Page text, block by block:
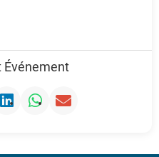
Événement